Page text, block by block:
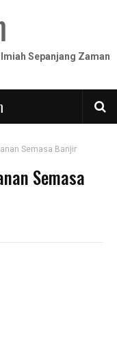
Sepanjang Zaman
Semasa Banjir
Semasa